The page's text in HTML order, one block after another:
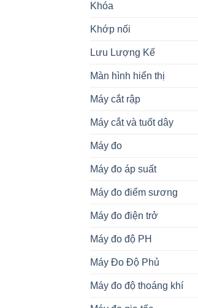
Khóa
Khớp nối
Lưu Lượng Kế
Màn hình hiển thị
Máy cắt rập
Máy cắt và tuốt dây
Máy đo
Máy đo áp suất
Máy đo điểm sương
Máy đo điện trở
Máy đo độ PH
Máy Đo Độ Phủ
Máy đo độ thoáng khí